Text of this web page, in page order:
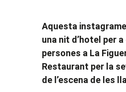
Aquesta
una nit d’hotel per a
persones a La
Restaurant per la
de l’escena de les